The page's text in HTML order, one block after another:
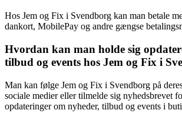
Hos Jem og Fix i Svendborg kan man betale
dankort, MobilePay og andre gængse
Hvordan kan man holde sig
tilbud og events hos Jem og Fix i
Man kan følge Jem og Fix i Svendborg på
sociale medier eller tilmelde sig nyhedsbrevet
opdateringer om nyheder, tilbud og events i